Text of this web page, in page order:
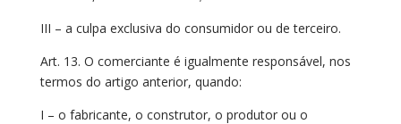
III – a culpa exclusiva do consumidor ou de terceiro.
Art. 13. O comerciante é igualmente responsável, nos
termos do artigo anterior, quando:
I – o fabricante, o construtor, o produtor ou o